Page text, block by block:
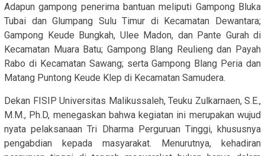
Adapun gampong penerima bantuan meliputi Gampong Bluka
Tubai dan Glumpang Sulu Timur di Kecamatan Dewantara;
Gampong Keude Bungkah, Ulee Madon, dan Pante Gurah di
Kecamatan Muara Batu; Gampong Blang Reulieng dan Payah
Rabo di Kecamatan Sawang; serta Gampong Blang Peria dan
Matang Puntong Keude Klep di Kecamatan Samudera.
Dekan FISIP Universitas Malikussaleh, Teuku Zulkarnaen, S.E.,
M.M., Ph.D, menegaskan bahwa kegiatan ini merupakan wujud
nyata pelaksanaan Tri Dharma Perguruan Tinggi, khususnya
pengabdian kepada masyarakat. Menurutnya, kehadiran